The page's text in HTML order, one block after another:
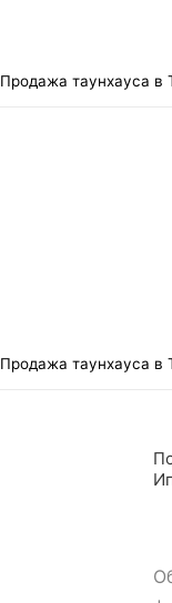
Продажа таунхауса в
Продажа таунхауса в